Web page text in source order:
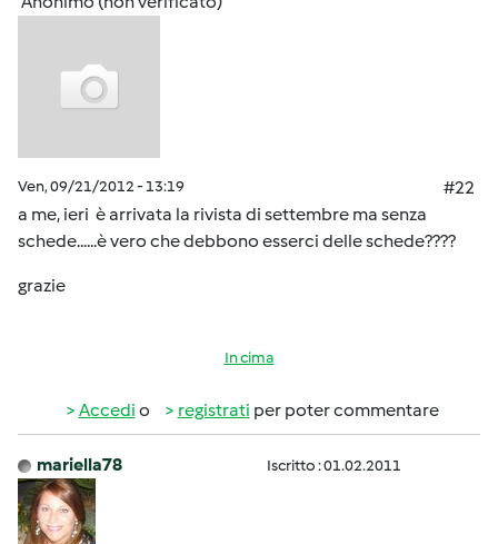
Ven, 09/21/2012 - 13:19
#22
a me, ieri è arrivata la rivista di settembre ma senza
schede......è vero che debbono esserci delle schede????
grazie
In cima
Accedi o registrati per poter commentare
mariella78 Iscritto : 01.02.2011